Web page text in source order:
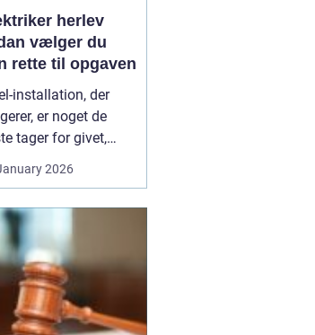
herlev
vælger du
rette til opgaven
installation, der
er noget de
tager for givet,
en stikkontakt bliver
kan det
blive både utrygt
hvis der ikke
rigtigt. Derfor
...
2026